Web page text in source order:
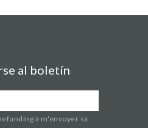
al boletín
à m'envoyer sa